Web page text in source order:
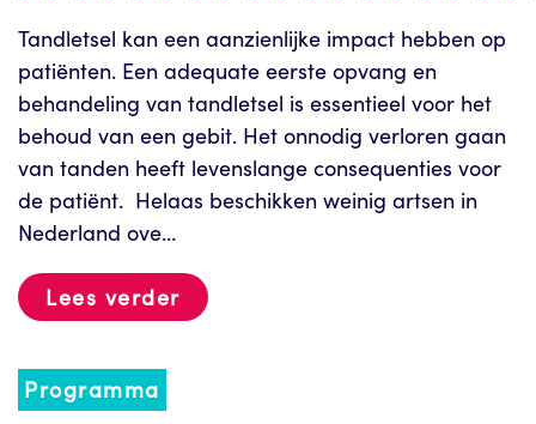
Tandletsel kan een aanzienlijke impact hebben op
patiënten. Een adequate eerste opvang en
behandeling van tandletsel is essentieel voor het
behoud van een gebit. Het onnodig verloren gaan
van tanden heeft levenslange consequenties voor
de patiënt. Helaas beschikken weinig artsen in
Nederland ove…
Lees verder
Programma